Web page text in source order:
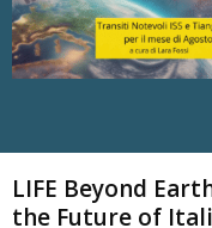
LIFE Beyond
the Future of